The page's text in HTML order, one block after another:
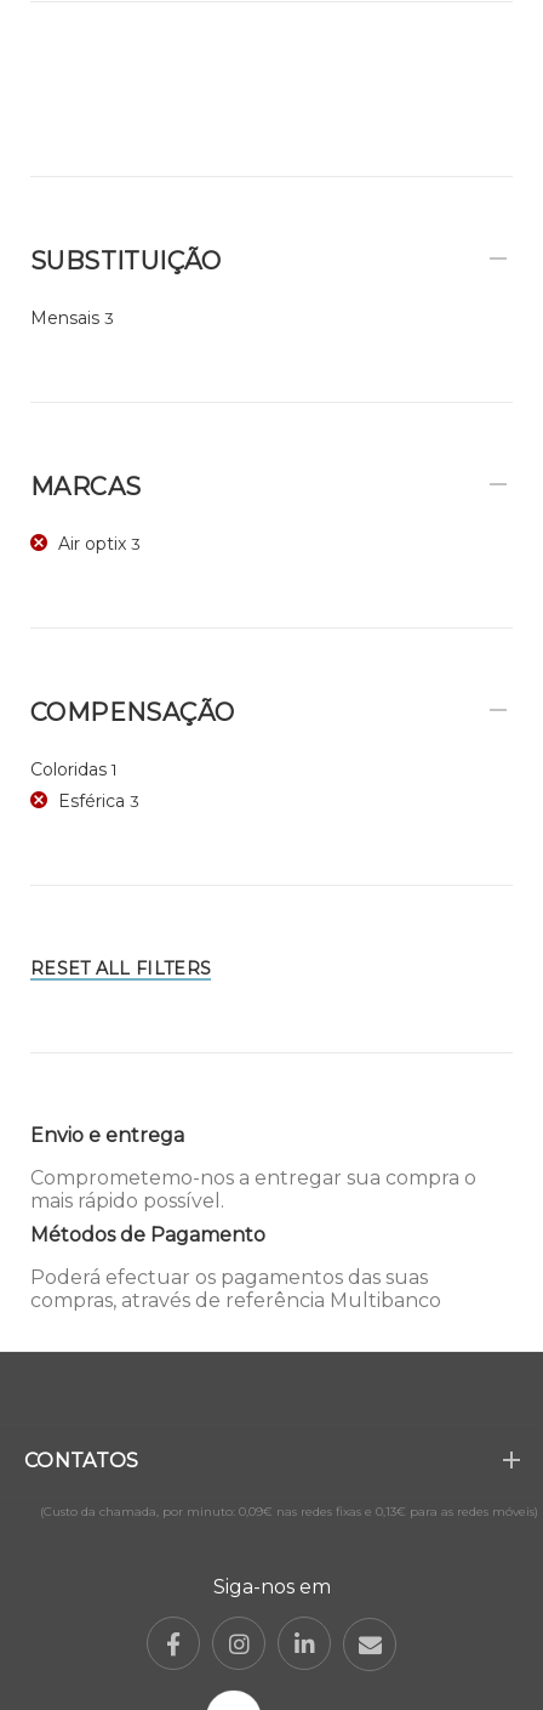
SUBSTITUIÇÃO
Mensais 3
MARCAS
Air optix 3
COMPENSAÇÃO
Coloridas 1
Esférica 3
RESET ALL FILTERS
Envio e entrega
Comprometemo-nos a entregar sua compra o
mais rápido possível.
Métodos de Pagamento
Poderá efectuar os pagamentos das suas
compras, através de referência Multibanco
CONTATOS
(Custo da chamada, por minuto: 0,09€ nas redes fixas e 0,13€ para as redes móveis)
Siga-nos em